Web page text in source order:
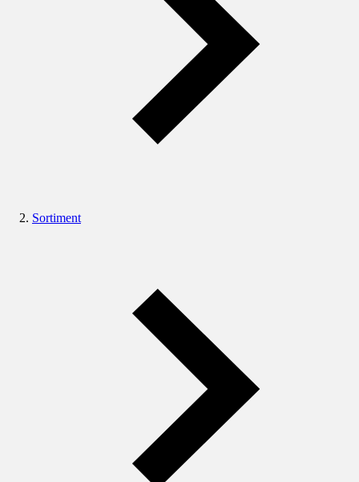
Sortiment